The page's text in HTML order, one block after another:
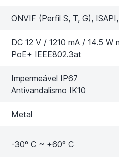
ONVIF (Perfil S, T, G), ISAPI,
DC 12 V / 1210 mA / 14.5 W
PoE+ IEEE802.3at
Impermeável IP67
Antivandalismo IK10
Metal
-30º C ~ +60º C